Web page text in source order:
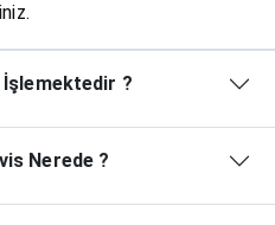
İşlemektedir ?
Nerede ?